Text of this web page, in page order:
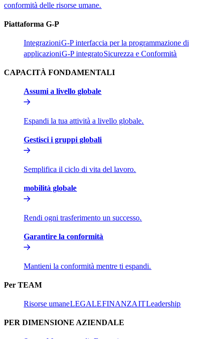
conformità delle risorse umane.​​
Piattaforma G-P​​
Integrazioni​​G-P interfaccia per la programmazione di
applicazioni​​G-P integrato​​Sicurezza e Conformità​​
CAPACITÀ FONDAMENTALI​​
Assumi a livello globale​​
Espandi la tua attività a livello globale.​​
Gestisci i gruppi globali​​
Semplifica il ciclo di vita del lavoro.​​
mobilità globale​​
Rendi ogni trasferimento un successo.​​
Garantire la conformità​​
Mantieni la conformità mentre ti espandi.​​
Per TEAM​​
Risorse umane​​LEGALE​​FINANZA​​IT​​Leadership​​
PER DIMENSIONE AZIENDALE​​